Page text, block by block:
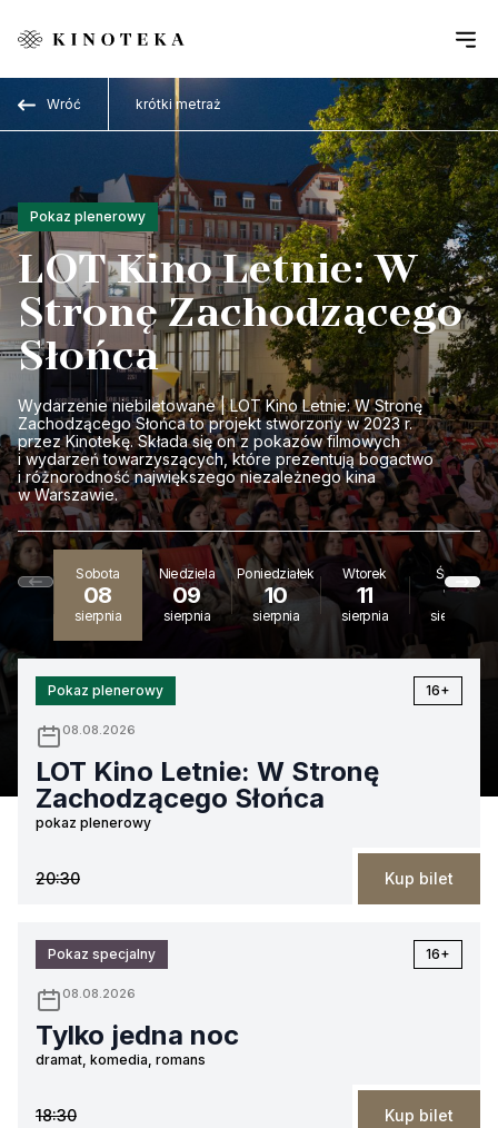
Wróć krótki metraż
Pokaz plenerowy
LOT Kino Letnie: W
Stronę Zachodzącego
Słońca
Wydarzenie niebiletowane | LOT Kino Letnie: W Stronę
Zachodzącego Słońca to projekt stworzony w 2023 r.
przez Kinotekę. Składa się on z pokazów filmowych
i wydarzeń towarzyszących, które prezentują bogactwo
i różnorodność największego niezależnego kina
w Warszawie.
Sobota
08
sierpnia
Niedziela
09
sierpnia
Poniedziałek
10
sierpnia
Wtorek
11
sierpnia
Środa
12
sierpnia
Pokaz plenerowy 16+
08.08.2026
LOT Kino Letnie: W Stronę
Zachodzącego Słońca
pokaz plenerowy
20:30 Kup bilet
Pokaz specjalny 16+
08.08.2026
Tylko jedna noc
dramat, komedia, romans
18:30 Kup bilet